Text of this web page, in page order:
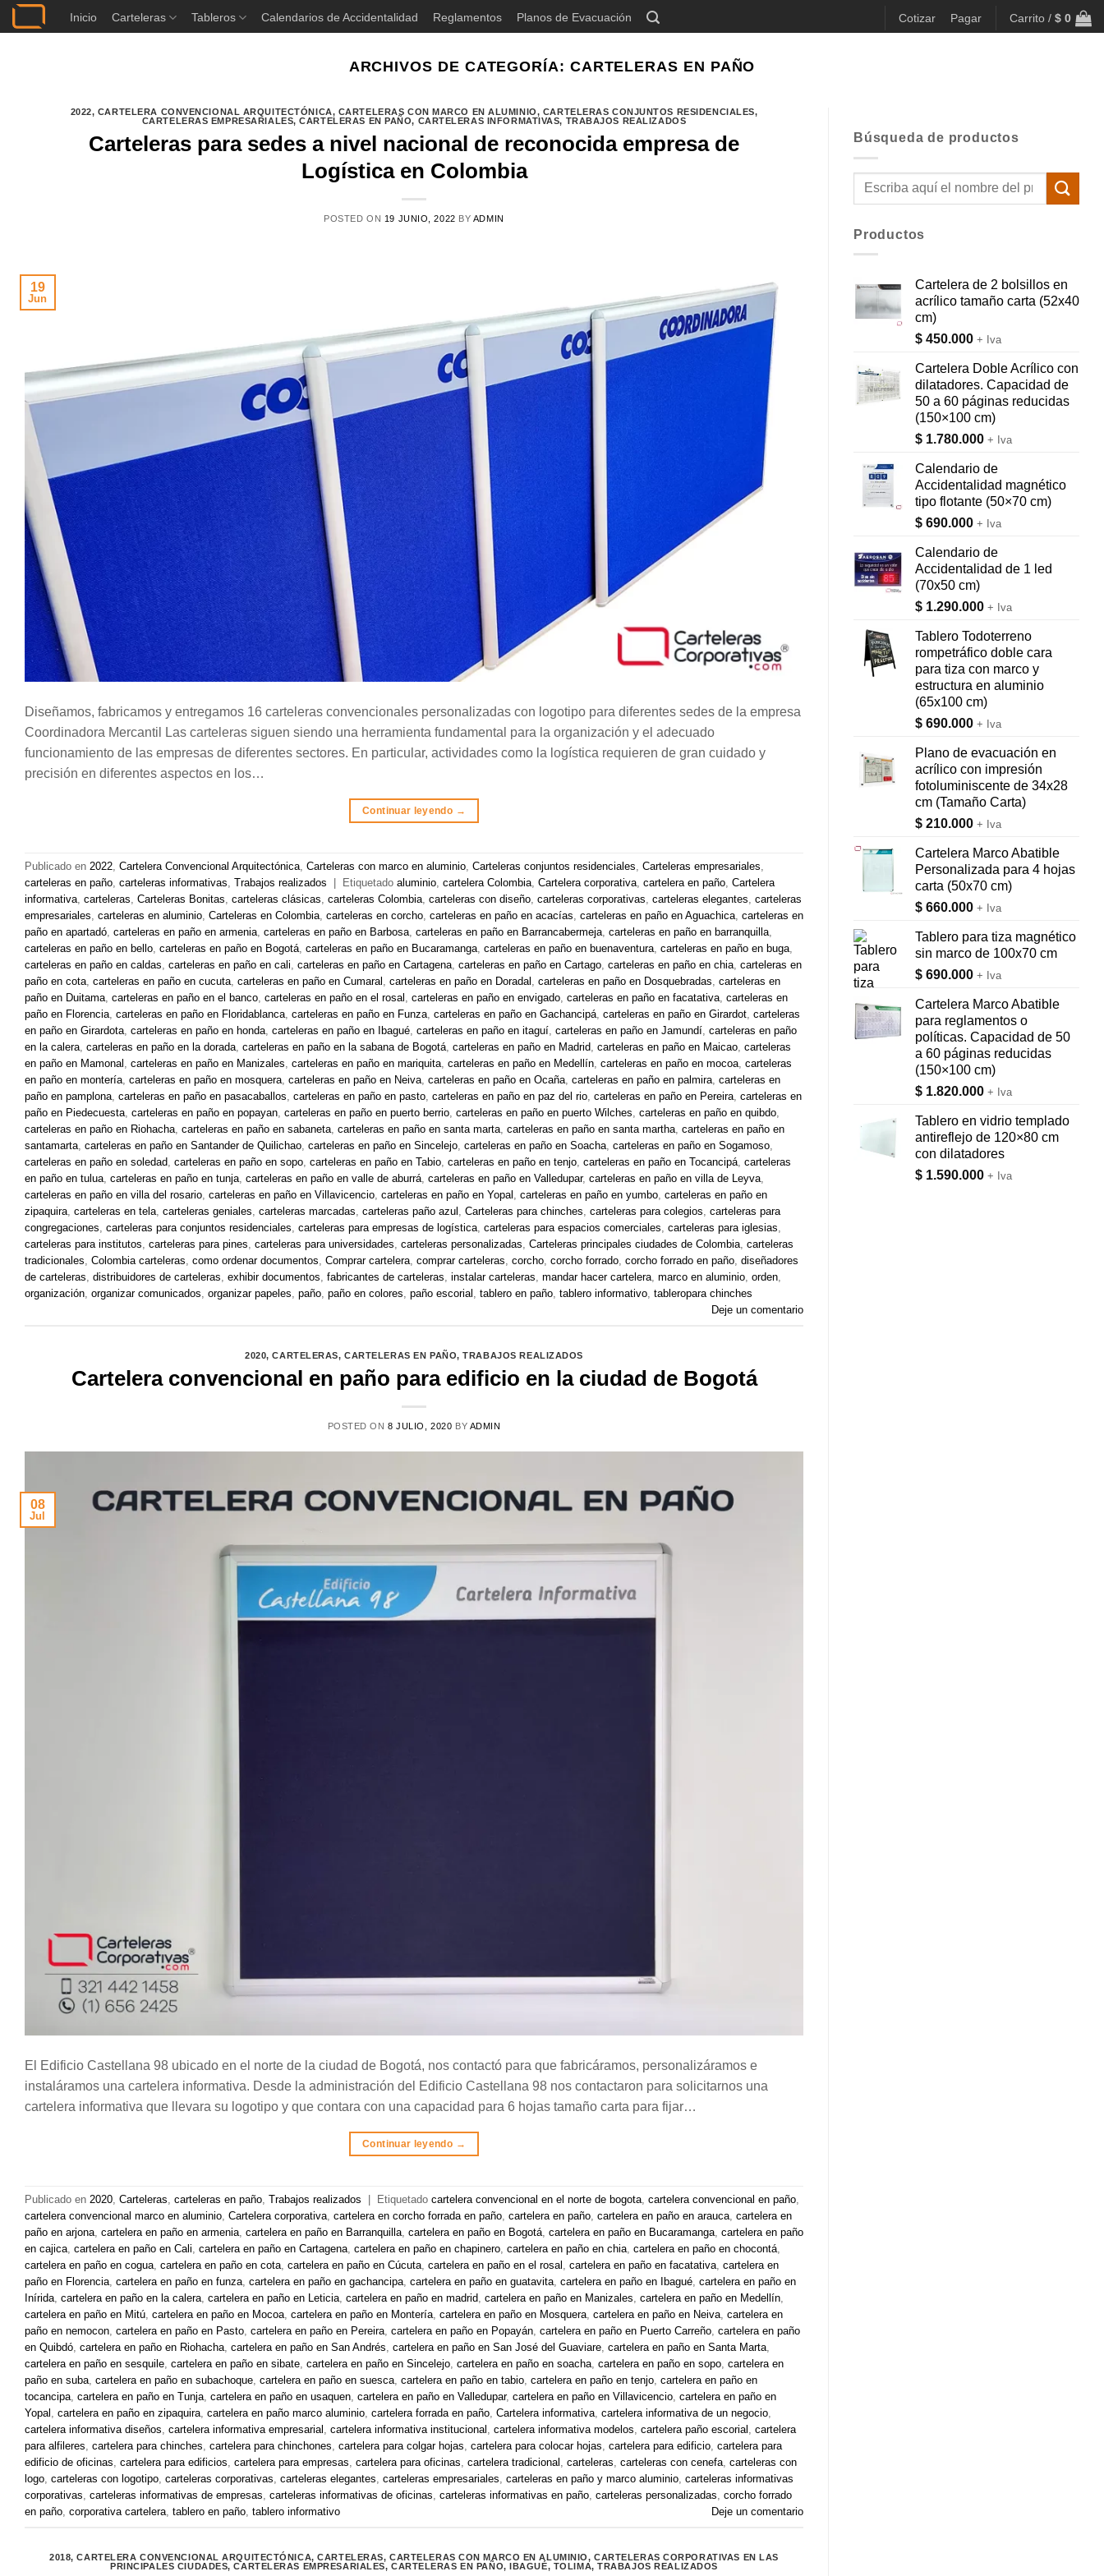
Saltar
al
Inicio Carteleras Tableros Calendarios de Accidentalidad Reglamentos Planos de Evacuación Cotizar Pagar Carrito / $ 0
ARCHIVOS DE CATEGORÍA: CARTELERAS EN PAÑO
2022, CARTELERA CONVENCIONAL ARQUITECTÓNICA, CARTELERAS CON MARCO EN ALUMINIO, CARTELERAS CONJUNTOS RESIDENCIALES,
CARTELERAS EMPRESARIALES,CARTELERAS EN PAÑO, CARTELERAS INFORMATIVAS, TRABAJOS REALIZADOS
Carteleras para sedes a nivel nacional de reconocida empresa de
Logística en Colombia
POSTED ON 19 JUNIO, 2022 BY ADMIN
19
Jun
Diseñamos, fabricamos y entregamos 16 carteleras convencionales personalizadas con logotipo para diferentes sedes de la empresa
Coordinadora Mercantil Las carteleras siguen siendo una herramienta fundamental para la organización y el adecuado
funcionamiento de las empresas de diferentes sectores. En particular, actividades como la logística requieren de gran cuidado y
precisión en diferentes aspectos en los…
Continuar leyendo →
Publicado en 2022, Cartelera Convencional Arquitectónica, Carteleras con marco en aluminio, Carteleras conjuntos residenciales, Carteleras empresariales,
carteleras en paño, carteleras informativas, Trabajos realizados Etiquetado aluminio, cartelera Colombia, Cartelera corporativa, cartelera en paño, Cartelera
informativa, carteleras, Carteleras Bonitas, carteleras clásicas, carteleras Colombia, carteleras con diseño, carteleras corporativas, carteleras elegantes, carteleras
empresariales, carteleras en aluminio, Carteleras en Colombia, carteleras en corcho, carteleras en paño en acacías, carteleras en paño en Aguachica, carteleras en
paño en apartadó, carteleras en paño en armenia, carteleras en paño en Barbosa, carteleras en paño en Barrancabermeja, carteleras en paño en barranquilla,
carteleras en paño en bello, carteleras en paño en Bogotá, carteleras en paño en Bucaramanga, carteleras en paño en buenaventura, carteleras en paño en buga,
carteleras en paño en caldas, carteleras en paño en cali, carteleras en paño en Cartagena, carteleras en paño en Cartago, carteleras en paño en chia, carteleras en
paño en cota, carteleras en paño en cucuta, carteleras en paño en Cumaral , carteleras en paño en Doradal , carteleras en paño en Dosquebradas, carteleras en
paño en Duitama, carteleras en paño en el banco, carteleras en paño en el rosal , carteleras en paño en envigado, carteleras en paño en facatativa, carteleras en
paño en Florencia, carteleras en paño en Floridablanca, carteleras en paño en Funza, carteleras en paño en Gachancipá, carteleras en paño en Girardot, carteleras
en paño en Girardota, carteleras en paño en honda, carteleras en paño en Ibagué, carteleras en paño en itaguí, carteleras en paño en Jamundí, carteleras en paño
en la calera, carteleras en paño en la dorada, carteleras en paño en la sabana de Bogotá, carteleras en paño en Madrid, carteleras en paño en Maicao, carteleras
en paño en Mamonal , carteleras en paño en Manizales, carteleras en paño en mariquita, carteleras en paño en Medellín, carteleras en paño en mocoa, carteleras
en paño en montería, carteleras en paño en mosquera, carteleras en paño en Neiva, carteleras en paño en Ocaña, carteleras en paño en palmira, carteleras en
paño en pamplona, carteleras en paño en pasacaballos, carteleras en paño en pasto, carteleras en paño en paz del rio, carteleras en paño en Pereira, carteleras en
paño en Piedecuesta, carteleras en paño en popayan, carteleras en paño en puerto berrio, carteleras en paño en puerto Wilches, carteleras en paño en quibdo,
carteleras en paño en Riohacha, carteleras en paño en sabaneta, carteleras en paño en santa marta, carteleras en paño en santa martha, carteleras en paño en
santamarta, carteleras en paño en Santander de Quilichao, carteleras en paño en Sincelejo, carteleras en paño en Soacha, carteleras en paño en Sogamoso,
carteleras en paño en soledad, carteleras en paño en sopo, carteleras en paño en Tabio, carteleras en paño en tenjo, carteleras en paño en Tocancipá, carteleras
en paño en tulua, carteleras en paño en tunja, carteleras en paño en valle de aburrá, carteleras en paño en Valledupar, carteleras en paño en villa de Leyva,
carteleras en paño en villa del rosario, carteleras en paño en Villavicencio, carteleras en paño en Yopal , carteleras en paño en yumbo, carteleras en paño en
zipaquira, carteleras en tela, carteleras geniales, carteleras marcadas, carteleras paño azul , Carteleras para chinches, carteleras para colegios, carteleras para
congregaciones, carteleras para conjuntos residenciales, carteleras para empresas de logística, carteleras para espacios comerciales, carteleras para iglesias,
carteleras para institutos, carteleras para pines, carteleras para universidades, carteleras personalizadas, Carteleras principales ciudades de Colombia, carteleras
tradicionales, Colombia carteleras, como ordenar documentos, Comprar cartelera, comprar carteleras, corcho, corcho forrado, corcho forrado en paño, diseñadores
de carteleras, distribuidores de carteleras, exhibir documentos, fabricantes de carteleras, instalar carteleras, mandar hacer cartelera, marco en aluminio, orden,
organización, organizar comunicados, organizar papeles, paño, paño en colores, paño escorial , tablero en paño, tablero informativo, tableropara chinches
Deje un comentario
2020,CARTELERAS,CARTELERAS EN PAÑO,TRABAJOS REALIZADOS
Cartelera convencional en paño para edificio en la ciudad de Bogotá
POSTED ON8 JULIO, 2020 BY ADMIN
08
Jul
El Edificio Castellana 98 ubicado en el norte de la ciudad de Bogotá, nos contactó para que fabricáramos, personalizáramos e
instaláramos una cartelera informativa. Desde la administración del Edificio Castellana 98 nos contactaron para solicitarnos una
cartelera informativa que llevara su logotipo y que contara con una capacidad para 6 hojas tamaño carta para fijar…
Continuar leyendo →
Publicado en 2020, Carteleras, carteleras en paño, Trabajos realizados Etiquetado cartelera convencional en el norte de bogota, cartelera convencional en paño,
cartelera convencional marco en aluminio, Cartelera corporativa, cartelera en corcho forrada en paño, cartelera en paño, cartelera en paño en arauca, cartelera en
paño en arjona, cartelera en paño en armenia, cartelera en paño en Barranquilla, cartelera en paño en Bogotá, cartelera en paño en Bucaramanga, cartelera en paño
en cajica, cartelera en paño en Cali, cartelera en paño en Cartagena, cartelera en paño en chapinero, cartelera en paño en chia, cartelera en paño en chocontá,
cartelera en paño en cogua, cartelera en paño en cota, cartelera en paño en Cúcuta, cartelera en paño en el rosal , cartelera en paño en facatativa, cartelera en
paño en Florencia, cartelera en paño en funza, cartelera en paño en gachancipa, cartelera en paño en guatavita, cartelera en paño en Ibagué, cartelera en paño en
Inírida, cartelera en paño en la calera, cartelera en paño en Leticia, cartelera en paño en madrid, cartelera en paño en Manizales, cartelera en paño en Medellín,
cartelera en paño en Mitú, cartelera en paño en Mocoa, cartelera en paño en Montería, cartelera en paño en Mosquera, cartelera en paño en Neiva, cartelera en
paño en nemocon, cartelera en paño en Pasto, cartelera en paño en Pereira, cartelera en paño en Popayán, cartelera en paño en Puerto Carreño, cartelera en paño
en Quibdó, cartelera en paño en Riohacha, cartelera en paño en San Andrés, cartelera en paño en San José del Guaviare, cartelera en paño en Santa Marta,
cartelera en paño en sesquile, cartelera en paño en sibate, cartelera en paño en Sincelejo, cartelera en paño en soacha, cartelera en paño en sopo, cartelera en
paño en suba, cartelera en paño en subachoque, cartelera en paño en suesca, cartelera en paño en tabio, cartelera en paño en tenjo, cartelera en paño en
tocancipa, cartelera en paño en Tunja, cartelera en paño en usaquen, cartelera en paño en Valledupar, cartelera en paño en Villavicencio, cartelera en paño en
Yopal , cartelera en paño en zipaquira, cartelera en paño marco aluminio, cartelera forrada en paño, Cartelera informativa, cartelera informativa de un negocio,
cartelera informativa diseños, cartelera informativa empresarial , cartelera informativa institucional , cartelera informativa modelos, cartelera paño escorial , cartelera
para alfileres, cartelera para chinches, cartelera para chinchones, cartelera para colgar hojas, cartelera para colocar hojas, cartelera para edificio, cartelera para
edificio de oficinas, cartelera para edificios, cartelera para empresas, cartelera para oficinas, cartelera tradicional , carteleras, carteleras con cenefa, carteleras con
logo, carteleras con logotipo, carteleras corporativas, carteleras elegantes, carteleras empresariales, carteleras en paño y marco aluminio, carteleras informativas
corporativas, carteleras informativas de empresas, carteleras informativas de oficinas, carteleras informativas en paño, carteleras personalizadas, corcho forrado
en paño, corporativa cartelera, tablero en paño, tablero informativo Deje un comentario
2018,CARTELERA CONVENCIONAL ARQUITECTÓNICA,CARTELERAS,CARTELERAS CON MARCO EN ALUMINIO,CARTELERAS CORPORATIVAS EN LAS
PRINCIPALES CIUDADES,CARTELERAS EMPRESARIALES,CARTELERAS EN PAÑO,IBAGUÉ, TOLIMA,TRABAJOS REALIZADOS
Búsqueda de productos
Buscar
Productos
Cartelera de 2 bolsillos en
acrílico tamaño carta (52x40
cm)
$ 450.000 + Iva
Cartelera Doble Acrílico con
dilatadores. Capacidad de
50 a 60 páginas reducidas
(150×100 cm)
$ 1.780.000 + Iva
Calendario de
Accidentalidad magnético
tipo flotante (50×70 cm)
$ 690.000 + Iva
Calendario de
Accidentalidad de 1 led
(70x50 cm)
$ 1.290.000 + Iva
Tablero Todoterreno
rompetráfico doble cara
para tiza con marco y
estructura en aluminio
(65x100 cm)
$ 690.000 + Iva
Plano de evacuación en
acrílico con impresión
fotoluminiscente de 34x28
cm (Tamaño Carta)
$ 210.000 + Iva
Cartelera Marco Abatible
Personalizada para 4 hojas
carta (50x70 cm)
$ 660.000 + Iva
Tablero para tiza magnético
sin marco de 100x70 cm
$ 690.000 + Iva
Cartelera Marco Abatible
para reglamentos o
políticas. Capacidad de 50
a 60 páginas reducidas
(150×100 cm)
$ 1.820.000 + Iva
Tablero en vidrio templado
antireflejo de 120×80 cm
con dilatadores
$ 1.590.000 + Iva